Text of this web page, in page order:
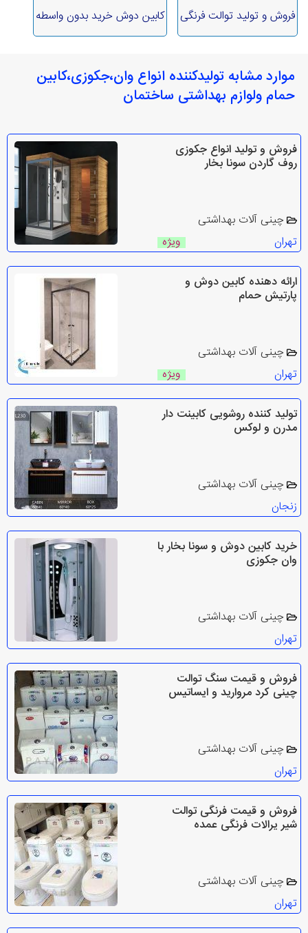
فروش و تولید توالت فرنگی کابین دوش خرید بدون واسطه
موارد مشابه تولیدکننده انواع وان،جکوزی،کابین
حمام ولوازم بهداشتی ساختمان
فروش و تولید انواع جکوزی
روف گاردن سونا بخار
چینی آلات بهداشتی
تهران
ویژه
ارائه دهنده کابین دوش و
پارتیش حمام
چینی آلات بهداشتی
تهران
ویژه
تولید کننده روشویی کابینت دار
مدرن و لوکس
چینی آلات بهداشتی
زنجان
خرید کابین دوش و سونا بخار با
وان جکوزی
چینی آلات بهداشتی
تهران
فروش و قیمت سنگ توالت
چینی کرد مروارید و ایساتیس
چینی آلات بهداشتی
تهران
فروش و قیمت فرنگی توالت
شیر یرالات فرنگی عمده
چینی آلات بهداشتی
تهران